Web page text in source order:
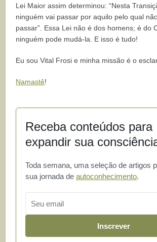
Lei Maior assim determinou: “Nesta
ninguém vai passar por aquilo pelo qual
passar”. Essa Lei não é dos homens; é do
ninguém pode mudá-la. E isso é tudo!
Eu sou Vital Frosi e minha missão é o
Namastê!
Receba conteúdos para
expandir sua
Toda semana, uma seleção de artigos
sua jornada deautoconhecimento.
Inscrever